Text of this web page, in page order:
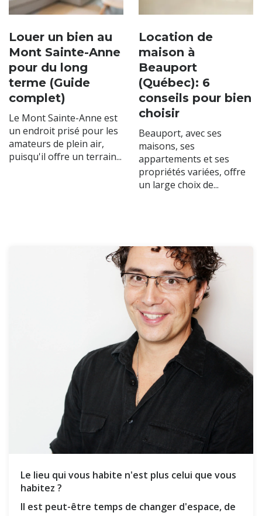
Louer un bien au
Mont Sainte-Anne
pour du long
terme (Guide
complet)
Le Mont Sainte-Anne est
un endroit prisé pour les
amateurs de plein air,
puisqu'il offre un terrain...
Location de
maison à
Beauport
(Québec): 6
conseils pour bien
choisir
Beauport, avec ses
maisons, ses
appartements et ses
propriétés variées, offre
un large choix de...
Le lieu qui vous habite n'est plus celui que vous
habitez ?
Il est peut-être temps de changer d'espace, de